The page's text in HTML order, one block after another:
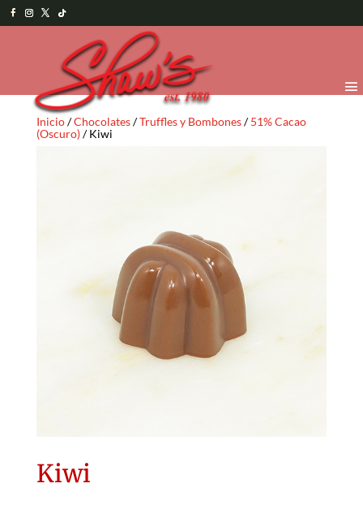
Inicio/Chocolates/Truffles y Bombones/51% Cacao
(Oscuro)/ Kiwi
Kiwi